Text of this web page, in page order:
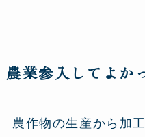
農業参入してよか
農作物の生産から加